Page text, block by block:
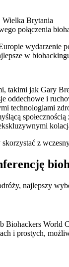
Wielka Brytania
połączenia
wydarzenie
w
takimi jak Gary
oddechowe i
technologiami
z
najlepszy
Biohackers World
i prostych,